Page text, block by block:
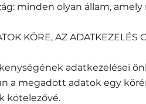
minden olyan állam, amely
KÖRE, AZ ADATKEZELÉS
adatkezelései
a megadott adatok egy
kötelezővé.